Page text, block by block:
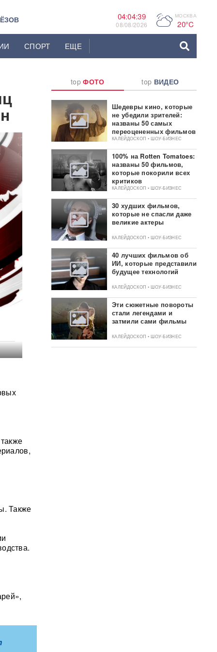
04:04:40
08/08/2026 P МОСКВА
20°C
СПОРТ ЕЩЕ
Также
topФОТО top ВИДЕО
Шедевры кино, которые
не убедили зрителей:
названы 50 самых
переоцененных фильмов
КАЛЕЙДОСКОП • ШОУ-БИЗНЕС
100% на Rotten Tomatoes:
названы 50 фильмов,
которые покорили всех
критиков
КАЛЕЙДОСКОП • ШОУ-БИЗНЕС
30 худших фильмов,
которые не спасли даже
великие актеры
КАЛЕЙДОСКОП • ШОУ-БИЗНЕС
40 лучших фильмов об
ИИ, которые представили
будущее технологий
КАЛЕЙДОСКОП • ШОУ-БИЗНЕС
Эти сюжетные повороты
стали легендами и
затмили сами фильмы
КАЛЕЙДОСКОП • ШОУ-БИЗНЕС